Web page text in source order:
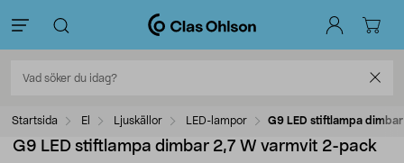
Startsida El Ljuskällor LED-lampor G9 LED stiftlampa
G9 LED stiftlampa dimbar 2,7 W varmvit 2-pack